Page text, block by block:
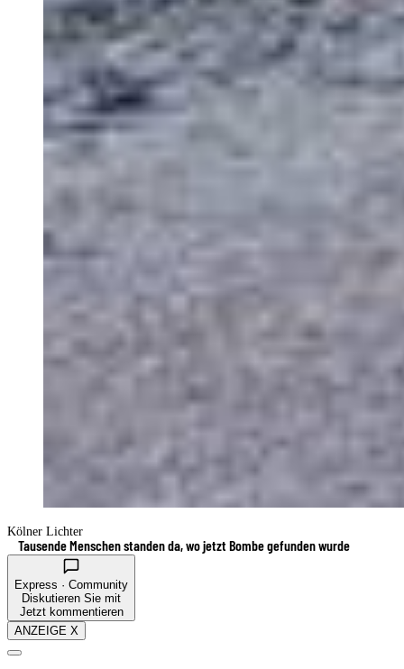
Kölner Lichter
Tausende Menschen standen da, wo jetzt Bombe gefunden wurde
Express · Community
Diskutieren Sie mit
Jetzt kommentieren
ANZEIGE X